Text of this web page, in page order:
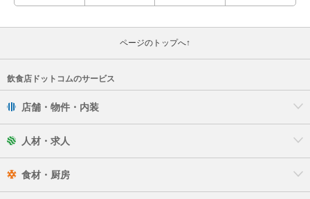
ページのトップへ↑
飲食店ドットコムのサービス
店舗・物件・内装
人材・求人
食材・厨房